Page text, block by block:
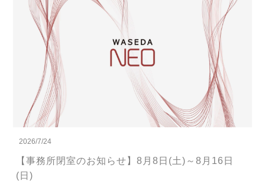
2026/7/24
【事務所閉室のお知らせ】8月8日(土)～8月16日
(日)